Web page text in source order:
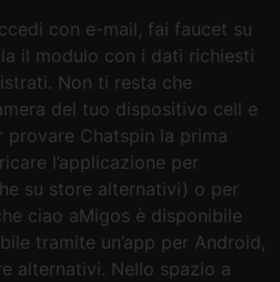
con e-mail, fai faucet su
il modulo con i dati richiesti
Non ti resta che
del tuo dispositivo cell e
provare Chatspin la prima
l’applicazione per
su store alternativi) o per
ciao aMigos è disponibile
tramite un’app per Android,
alternativi. Nello spazio a